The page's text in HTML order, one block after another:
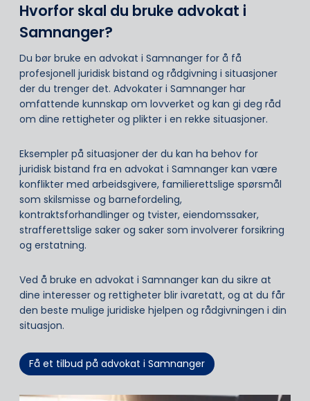
Hvorfor skal du bruke advokat i
Samnanger?
Du bør bruke en advokat i Samnanger for å få
profesjonell juridisk bistand og rådgivning i situasjoner
der du trenger det. Advokater i Samnanger har
omfattende kunnskap om lovverket og kan gi deg råd
om dine rettigheter og plikter i en rekke situasjoner.
Eksempler på situasjoner der du kan ha behov for
juridisk bistand fra en advokat i Samnanger kan være
konflikter med arbeidsgivere, familierettslige spørsmål
som skilsmisse og barnefordeling,
kontraktsforhandlinger og tvister, eiendomssaker,
strafferettslige saker og saker som involverer forsikring
og erstatning.
Ved å bruke en advokat i Samnanger kan du sikre at
dine interesser og rettigheter blir ivaretatt, og at du får
den beste mulige juridiske hjelpen og rådgivningen i din
situasjon.
Få et tilbud på advokat i Samnanger